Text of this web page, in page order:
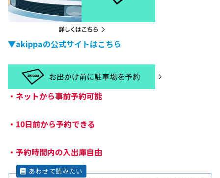
▼akippaの公式サイトはこちら
・ ネットから事前予約可能
・ 10日前から予約できる
・ 予約時間内の入出庫自由